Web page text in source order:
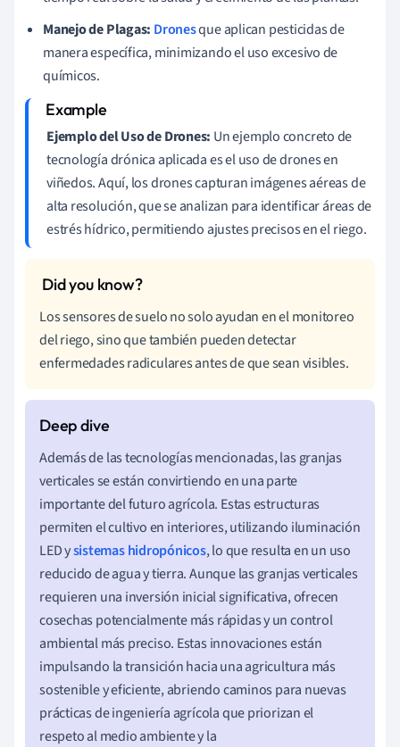
Manejo de Plagas: Dronesque aplican pesticidas de
manera específica, minimizando el uso excesivo de
químicos.
Ejemplo del Uso de Drones: Un ejemplo concreto de
tecnología drónica aplicada es el uso de drones en
viñedos. Aquí, los drones capturan imágenes aéreas de
alta resolución, que se analizan para identificar áreas de
estrés hídrico, permitiendo ajustes precisos en el riego.
Los sensores de suelo no solo ayudan en el monitoreo
del riego, sino que también pueden detectar
enfermedades radiculares antes de que sean visibles.
Además de las tecnologías mencionadas, las granjas
verticales se están convirtiendo en una parte
importante del futuro agrícola. Estas estructuras
permiten el cultivo en interiores, utilizando iluminación
LED ysistemas hidropónicos, lo que resulta en un uso
reducido de agua y tierra. Aunque las granjas verticales
requieren una inversión inicial significativa, ofrecen
cosechas potencialmente más rápidas y un control
ambiental más preciso. Estas innovaciones están
impulsando la transición hacia una agricultura más
sostenible y eficiente, abriendo caminos para nuevas
prácticas de ingeniería agrícola que priorizan el
respeto al medio ambiente y la